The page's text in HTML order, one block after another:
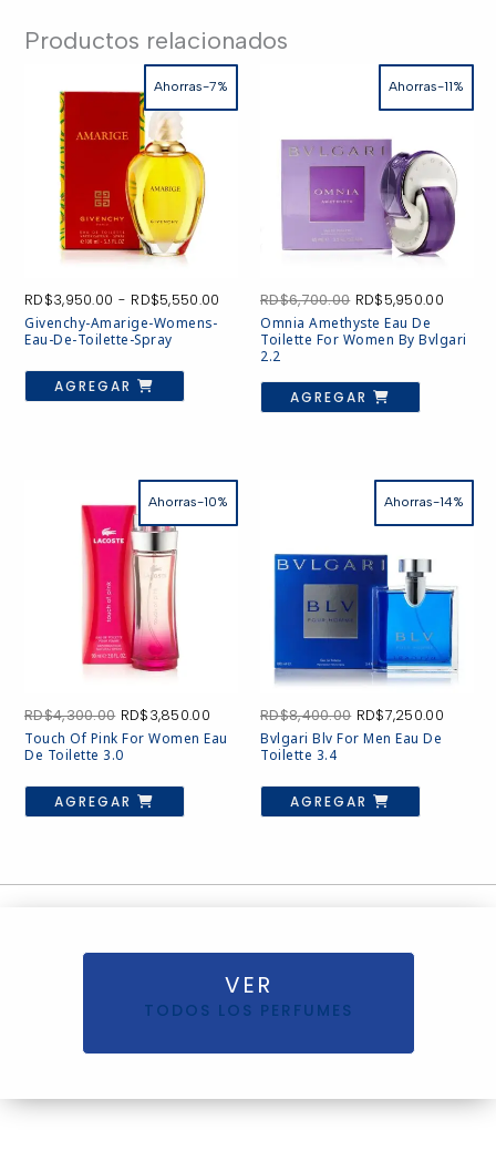
Productos relacionados
Ahorras-7%
RD$3,950.00 - RD$5,550.00 Rango
precios:
desde
hasta
RD$5,550.00
Givenchy-Amarige-Womens-
Eau-De-Toilette-Spray
AGREGAR
Este
tiene
se
pueden
elegir
en
Ahorras-11%
RD$6,700.00 El
precio
original
RD$5,950.00El
actual
es:
Omnia Amethyste Eau De
Toilette For Women By Bvlgari
2.2
AGREGAR
Ahorras-10%
RD$4,300.00 El
precio
original
RD$4,300.00.
RD$3,850.00El
precio
actual
RD$3,850.00.
Touch Of Pink For Women Eau
De Toilette 3.0
AGREGAR
Ahorras-14%
RD$8,400.00 El
precio
original
RD$8,400.00.
RD$7,250.00El
Bvlgari Blv For Men Eau De
Toilette 3.4
AGREGAR
VER
TODOS LOS PERFUMES